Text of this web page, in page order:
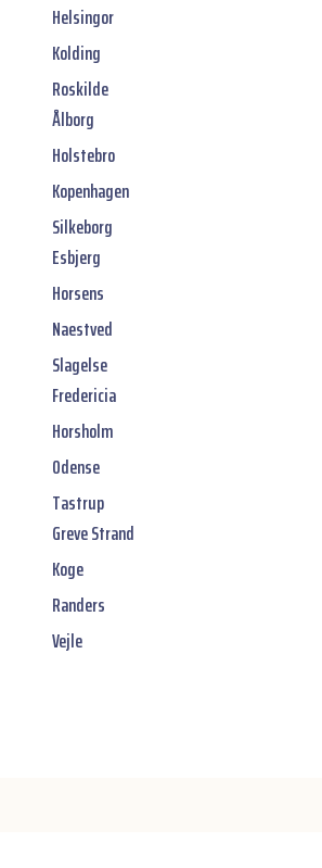
Helsingor
Kolding
Roskilde
Ålborg
Holstebro
Kopenhagen
Silkeborg
Esbjerg
Horsens
Naestved
Slagelse
Fredericia
Horsholm
Odense
Tastrup
Greve Strand
Koge
Randers
Vejle